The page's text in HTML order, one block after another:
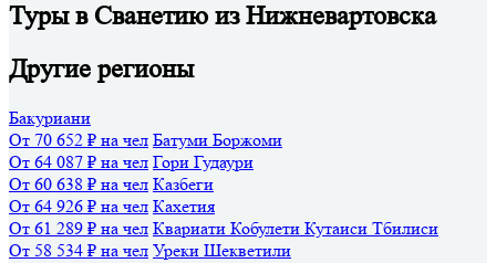
Туры в Сванетию из Нижневартовска
Другие регионы
Бакуриани
От 70 652 ₽ на чел Батуми Боржоми
От 64 087 ₽ на чел Гори Гудаури
От 60 638 ₽ на чел Казбеги
От 64 926 ₽ на чел Кахетия
От 61 289 ₽ на чел Квариати Кобулети Кутаиси Тбилиси
От 58 534 ₽ на чел Уреки Шекветили